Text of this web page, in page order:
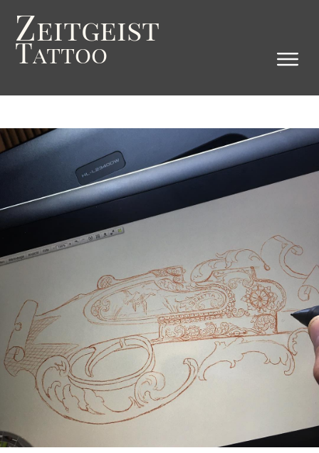
Zeitgeist
Tattoo